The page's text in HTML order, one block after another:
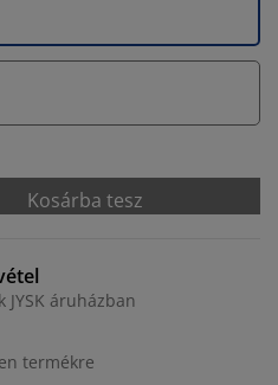
Kosárba tesz
áruházban
termékre